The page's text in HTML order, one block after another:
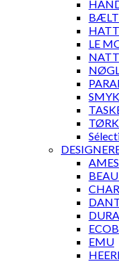
LE
AMES
EMU